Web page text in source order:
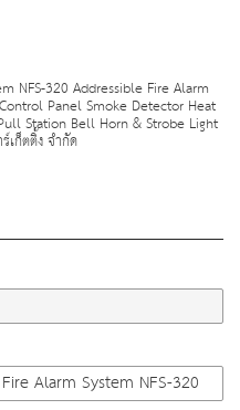
NFS-320 Addressible Fire Alarm
Panel Smoke Detector Heat
Station Bell Horn & Strobe Light
เก็ตติ้ง จำกัด